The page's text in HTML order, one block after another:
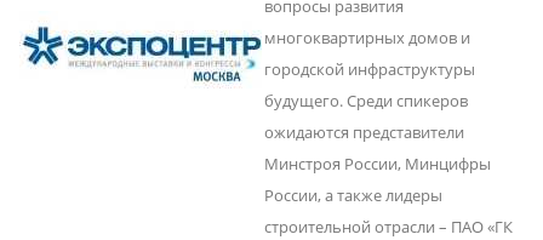
вопросы развития
многоквартирных домов и
городской инфраструктуры
будущего. Среди спикеров
ожидаются представители
Минстроя России, Минцифры
России, а также лидеры
строительной отрасли – ПАО «ГК